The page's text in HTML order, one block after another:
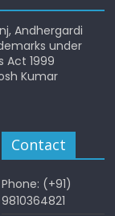
Andhergardi
under
Act 1999
Kumar
Contact
Phone: (+91)
9810364821